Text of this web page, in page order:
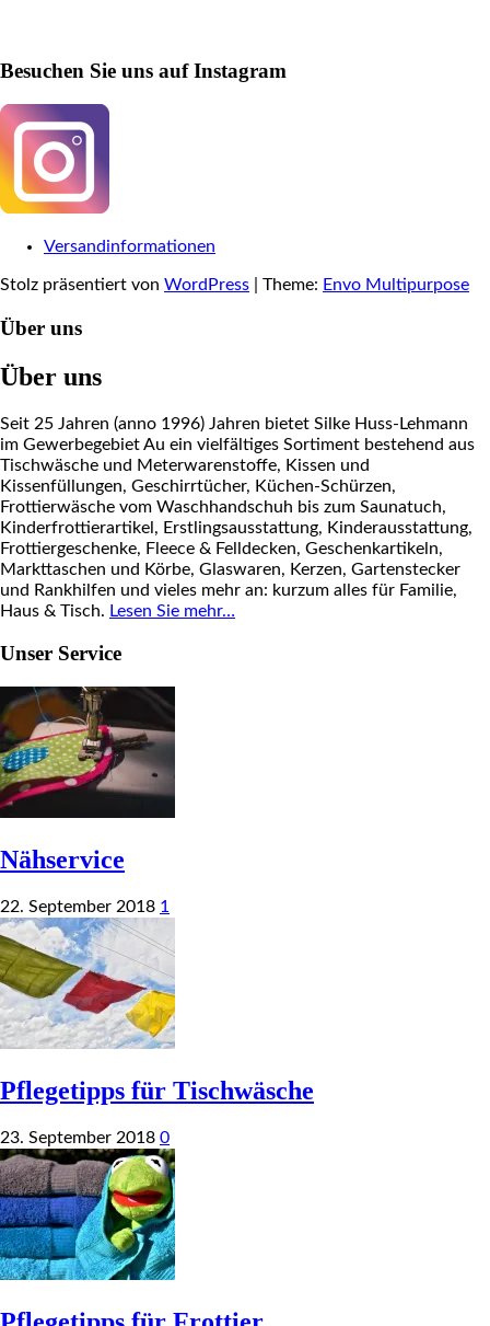
Besuchen Sie uns auf Instagram
Versandinformationen
Stolz präsentiert von WordPress Theme: Envo Multipurpose
Über uns
Über uns
Seit 25 Jahren (anno 1996) Jahren bietet Silke Huss-Lehmann
im Gewerbegebiet Au ein vielfältiges Sortiment bestehend aus
Tischwäsche und Meterwarenstoffe, Kissen und
Kissenfüllungen, Geschirrtücher, Küchen-Schürzen,
Frottierwäsche vom Waschhandschuh bis zum Saunatuch,
Kinderfrottierartikel, Erstlingsausstattung, Kinderausstattung,
Frottiergeschenke, Fleece & Felldecken, Geschenkartikeln,
Markttaschen und Körbe, Glaswaren, Kerzen, Gartenstecker
und Rankhilfen und vieles mehr an: kurzum alles für Familie,
Haus & Tisch. Lesen Sie mehr…
Unser Service
Nähservice
22. September 2018 1
Pflegetipps für Tischwäsche
23. September 2018 0